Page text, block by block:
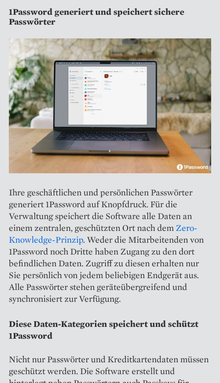
1Password generiert und speichert sichere
Passwörter
Ihre geschäftlichen und persönlichen Passwörter
generiert 1Password auf Knopfdruck. Für die
Verwaltung speichert die Software alle Daten an
einem zentralen, geschützten Ort nach dem Zero-
Knowledge-Prinzip. Weder die Mitarbeitenden von
1Password noch Dritte haben Zugang zu den dort
befindlichen Daten. Zugriff zu diesen erhalten nur
Sie persönlich von jedem beliebigen Endgerät aus.
Alle Passwörter stehen geräteübergreifend und
synchronisiert zur Verfügung.
Diese Daten-Kategorien speichert und schützt
1Password
Nicht nur Passwörter und Kreditkartendaten müssen
geschützt werden. Die Software erstellt und